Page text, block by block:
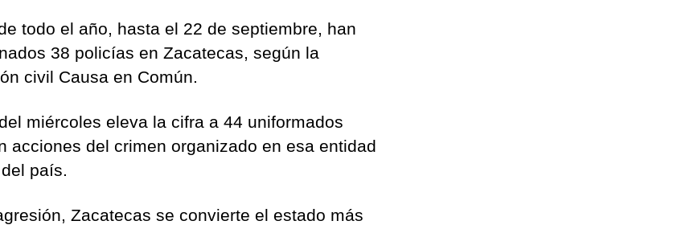
todo el año, hasta el 22 de septiembre, han
38 policías en Zacatecas, según la
civil Causa en Común.
miércoles eleva la cifra a 44 uniformados
acciones del crimen organizado en esa entidad
país.
Zacatecas se convierte el estado más